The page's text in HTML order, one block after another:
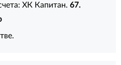
ХК Капитан.67.